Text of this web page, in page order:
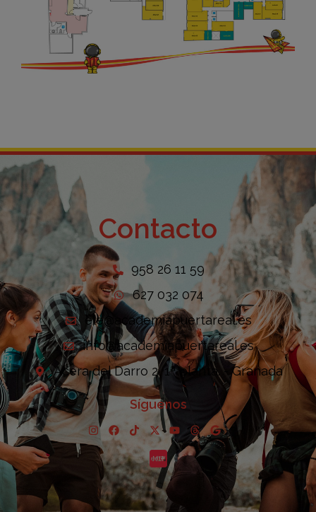
Contacto
958 26 11 59
627 032 074
ele@academiapuertareal.es
info@academiapuertareal.es
Acera del Darro 2, 1ª planta. - Granada
Síguenos